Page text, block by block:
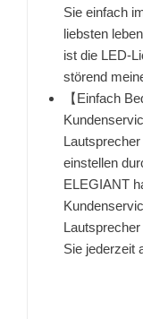
Sie einfach
liebsten
ist die LED-
störend
【Einfach
einstellen
ELEGIANT
Sie jederzeit